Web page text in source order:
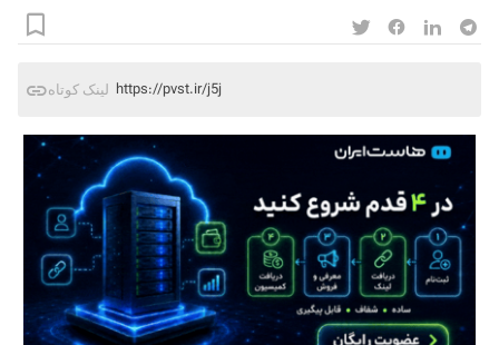
لینک کوتاه https://pvst.ir/j5j